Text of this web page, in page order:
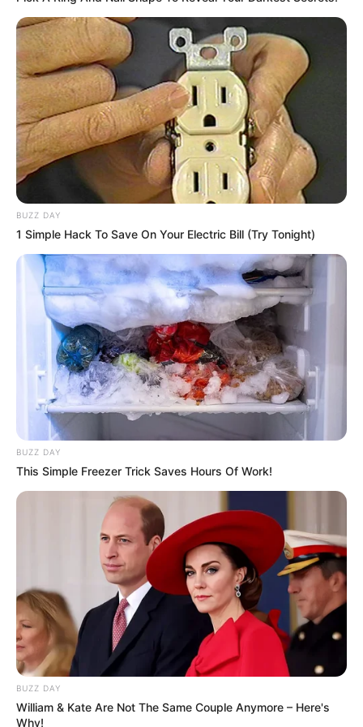
A HVG beszámolója alapján az államfő
egyértelművé tette: nem mond le, hanem kivárja a
Velencei Bizottság véleményét, és addig is
gyakorolja az Alaptörvényben rögzített jogköreit.
Ez a gyakorlatban azt jelenti, hogy Sulyok Tamás
nem fogadja el azt az érvelést, amely szerint
pusztán politikai nyomásgyakorlás miatt távoznia
kellene a posztjáról. A köztársasági elnök ezzel azt
üzeni, hogy az államfői tisztség nem a kormány
amelyet nem lehet egyszerű politikai akarattal
félretenni. A döntés mögött több szándék is
sejthető: védekezés, időnyerés, valamint egy erős
alkotmányos üzenet, amely szerint az államfői
intézmény függetlenségét nem lehet napi politikai
kampányok tárgyává tenni.
BUZZ DAY
1 Simple Hack To Save On Your Electric Bill (Try Tonight)
BUZZ DAY
This Simple Freezer Trick Saves Hours Of Work!
BUZZ DAY
William & Kate Are Not The Same Couple Anymore – Here's
Why!